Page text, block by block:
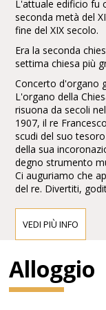
L'attuale edificio fu
seconda metà del
fine del XIX secolo.
Era la seconda
settima chiesa più
Concerto d'organo
L'organo della
risuona da secoli
1907, il re
scudi del suo
della sua
degno strumento
Ci auguriamo che
del re. Divertiti,
Concerti d'organo
sera!
Francesco
L'"organo reale" è
della fabbrica
Viktor Sugár. Lo
VEDI PIÙ INFO
Alloggio